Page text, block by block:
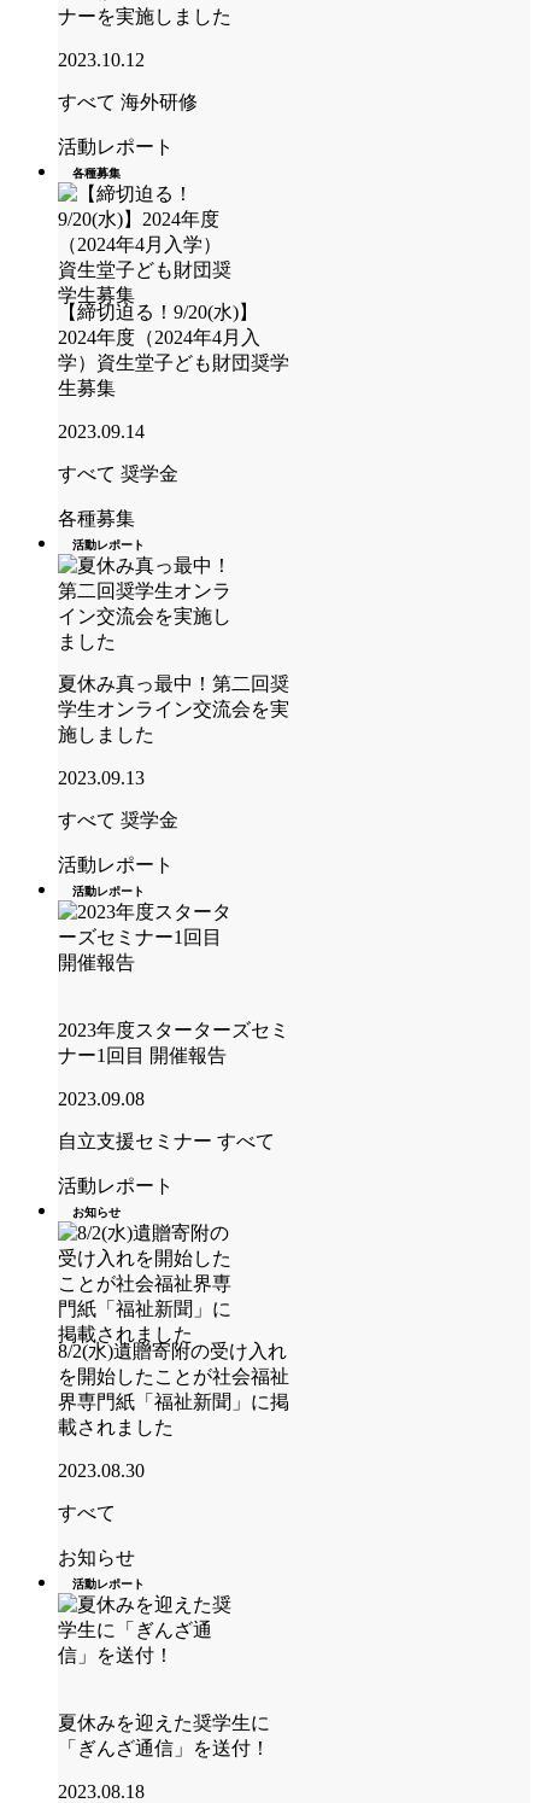
ナーを実施しました
2023.10.12
すべて 海外研修
活動レポート
各種募集
【締切迫る！9/20(水)】
2024年度（2024年4月入
学）資生堂子ども財団奨学
生募集
2023.09.14
すべて 奨学金
各種募集
活動レポート
夏休み真っ最中！第二回奨
学生オンライン交流会を実
施しました
2023.09.13
すべて 奨学金
活動レポート
活動レポート
2023年度スターターズセミ
ナー1回目 開催報告
2023.09.08
自立支援セミナー すべて
活動レポート
お知らせ
8/2(水)遺贈寄附の受け入れ
を開始したことが社会福祉
界専門紙「福祉新聞」に掲
載されました
2023.08.30
すべて
お知らせ
活動レポート
夏休みを迎えた奨学生に
「ぎんざ通信」を送付！
2023.08.18